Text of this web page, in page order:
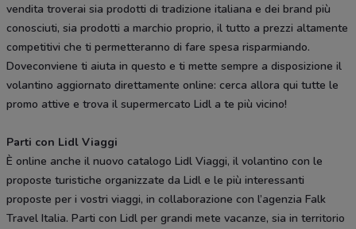
vendita troverai sia prodotti di tradizione italiana e dei brand più
conosciuti, sia prodotti a marchio proprio, il tutto a prezzi altamente
competitivi che ti permetteranno di fare spesa risparmiando.
Doveconviene ti aiuta in questo e ti mette sempre a disposizione il
volantino aggiornato direttamente online: cerca allora qui tutte le
promo attive e trova il supermercato Lidl a te più vicino!
Parti con Lidl Viaggi
È online anche il nuovo catalogo Lidl Viaggi, il volantino con le
proposte turistiche organizzate da Lidl e le più interessanti
proposte per i vostri viaggi, in collaborazione con l’agenzia Falk
Travel Italia. Parti con Lidl per grandi mete vacanze, sia in territorio